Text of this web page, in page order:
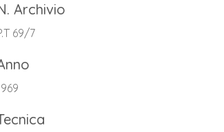
Archivio
69/7